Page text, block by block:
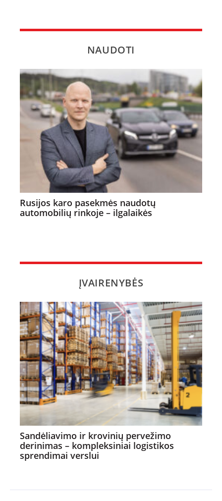
NAUDOTI
Rusijos karo pasekmės naudotų
automobilių rinkoje – ilgalaikės
ĮVAIRENYBĖS
Sandėliavimo ir krovinių pervežimo
derinimas – kompleksiniai logistikos
sprendimai verslui